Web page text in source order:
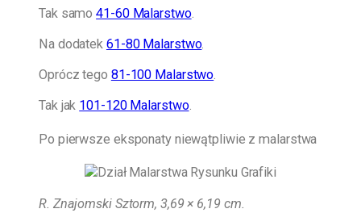
Tak samo41-60 Malarstwo.
Na dodatek 61-80 Malarstwo.
Oprócz tego 81-100 Malarstwo.
Tak jak 101-120 Malarstwo.
Po pierwsze eksponaty niewątpliwie z malarstwa
R. Znajomski Sztorm, 3,69 × 6,19 cm